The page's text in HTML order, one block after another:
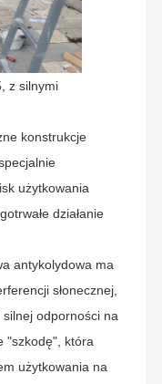
Sprawy
z silnymi
konstrukcje
użytkowania
działanie
antykolydowa ma
słonecznej,
odporności na
"szkodę", która
użytkowania na